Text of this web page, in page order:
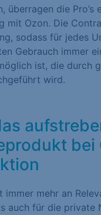
überragen die Pro’s
mit Ozon. Die
sodass für jedes
Gebrauch immer
ist, die durch
wird.
bei
immer mehr an
auch für die private
erfassen Informationen
uns zu verstehen, wie
nutzen. Statistik Cookies
Informationen helfen uns zu
unsere Website nutzen.
Cookie-Informationen
werden von
personalisierte Werbung
Besucher über Websites
(1)